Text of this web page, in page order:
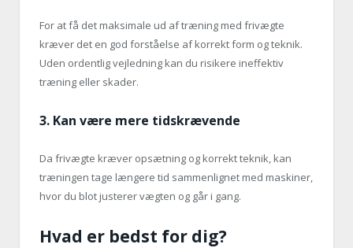
For at få det maksimale ud af træning med frivægte
kræver det en god forståelse af korrekt form og teknik.
Uden ordentlig vejledning kan du risikere ineffektiv
træning eller skader.
3. Kan være mere tidskrævende
Da frivægte kræver opsætning og korrekt teknik, kan
træningen tage længere tid sammenlignet med maskiner,
hvor du blot justerer vægten og går i gang.
Hvad er bedst for dig?